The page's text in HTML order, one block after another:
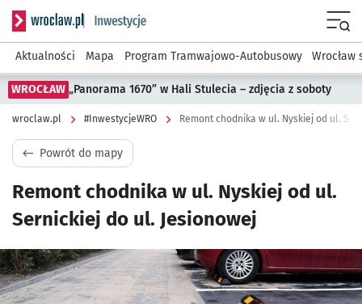
Serwis informacyjny wroclaw.pl podserwis:
Aktualności Mapa Program Tramwajowo-Autobusowy Wrocław
WROCŁAW „Panorama 1670” w Hali Stulecia – zdjęcia z soboty
wroclaw.pl #InwestycjeWRO Remont chodnika w ul. Nyskiej od ul.
Powrót do mapy
Remont chodnika w ul. Nyskiej od ul.
Sernickiej do ul. Jesionowej
Kliknij, aby powiększyć